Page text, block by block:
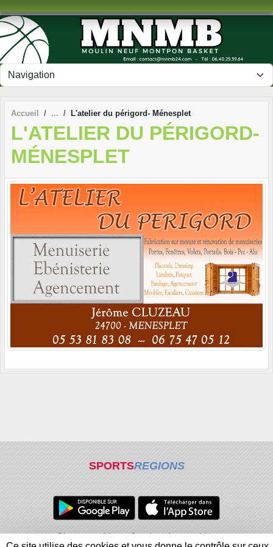
Accueil L'atelier du périgord- Ménesplet
L'ATELIER DU PÉRIGORD-
MÉNESPLET
SPORTSREGIONS
Charte cookies
Gestion des cookies